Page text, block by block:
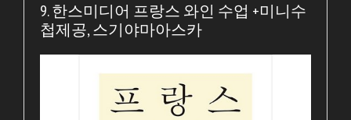
9. 한스미디어 프랑스 와인 수업 +미니수
첩제공, 스기야마아스카